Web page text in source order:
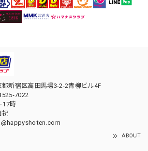
都新宿区高田馬場3-2-2青柳ビル4F
7022
17時
祝
ABOUT